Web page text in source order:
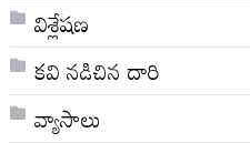
విశ్లేషణ
కవి నడిచిన దారి
వ్యాసాలు